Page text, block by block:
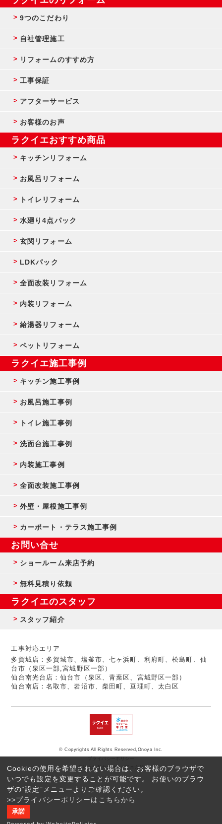
Cookieの使用を希望されない場合は、お客様のブラウザで
いつでも設定を変更することが可能です。 お使いのブラウ
ザの“設定”メニューよりご確認ください。
>>プライバシーポリシーはこちらから
承諾
反社会的勢力に対する基本方針
© Copyrights All Rights Reserved,Onoya Inc.
9つのこだわり
自社管理施工
リフォームのすすめ方
工事保証
アフターサービス
お客様のお声
ラクイエおすすめ商品
キッチンリフォーム
お風呂リフォーム
トイレリフォーム
水廻り4点パック
玄関リフォーム
LDKパック
全面改装リフォーム
内装リフォーム
給湯器リフォーム
ペットリフォーム
ラクイエ施工事例
キッチン施工事例
お風呂施工事例
トイレ施工事例
洗面台施工事例
内装施工事例
全面改装施工事例
外壁・屋根施工事例
カーポート・テラス施工事例
お問い合せ
ショールーム来店予約
無料見積り依頼
ラクイエのスタッフ
スタッフ紹介
工事対応エリア
多賀城店：多賀城市、塩釜市、七ヶ浜町、利府町、松島町、仙
台市（泉区一部,宮城野区一部）
仙台南光台店：仙台市（泉区、青葉区、宮城野区一部）
仙台南店：名取市、岩沼市、柴田町、亘理町、太白区